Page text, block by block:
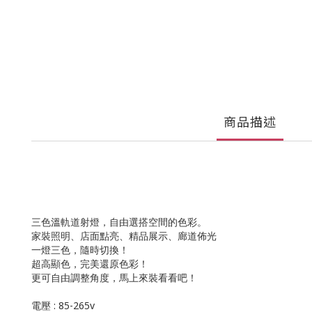
商品描述
三色溫軌道射燈，自由選搭空間的色彩。
家裝照明、店面點亮、精品展示、廊道佈光
一燈三色，隨時切換 ！
超高顯色，完美還原色彩 ！
更可自由調整角度，馬上來裝看看吧 ！
電壓 : 85-265v